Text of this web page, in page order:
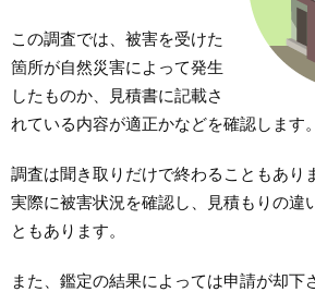
この調査では、被害を受けた
箇所が自然災害によって発生
したものか、見積書に記載さ
れている内容が適正かなどを確認します。
調査は聞き取りだけで終わることもあり
実際に被害状況を確認し、見積もりの違
ともあります。
また、鑑定の結果によっては申請が却下